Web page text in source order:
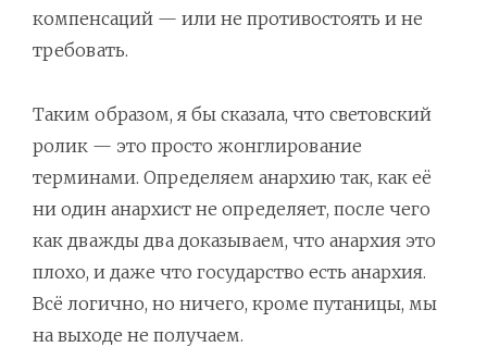
компенсаций — или не противостоять и не
требовать.
Таким образом, я бы сказала, что световский
ролик — это просто жонглирование
терминами. Определяем анархию так, как её
ни один анархист не определяет, после чего
как дважды два доказываем, что анархия это
плохо, и даже что государство есть анархия.
Всё логично, но ничего, кроме путаницы, мы
на выходе не получаем.